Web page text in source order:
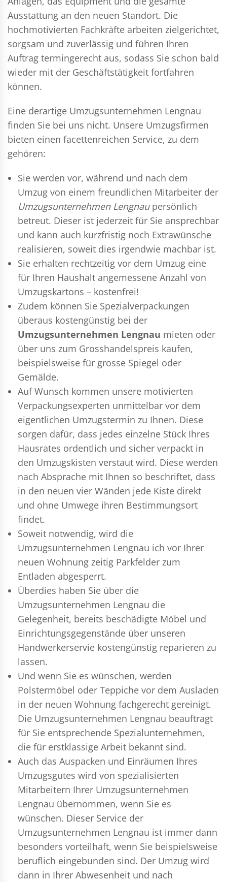
Ausstattung an den neuen Standort. Die
hochmotivierten Fachkräfte arbeiten zielgerichtet,
sorgsam und zuverlässig und führen Ihren
Auftrag termingerecht aus, sodass Sie schon bald
wieder mit der Geschäftstätigkeit fortfahren
können.
Eine derartige Umzugsunternehmen Lengnau
finden Sie bei uns nicht. Unsere Umzugsfirmen
bieten einen facettenreichen Service, zu dem
gehören:
Sie werden vor, während und nach dem
Umzug von einem freundlichen Mitarbeiter der
Umzugsunternehmen Lengnaupersönlich
betreut. Dieser ist jederzeit für Sie ansprechbar
und kann auch kurzfristig noch Extrawünsche
realisieren, soweit dies irgendwie machbar ist.
Sie erhalten rechtzeitig vor dem Umzug eine
für Ihren Haushalt angemessene Anzahl von
Umzugskartons – kostenfrei!
Zudem können Sie Spezialverpackungen
überaus kostengünstig bei der
Umzugsunternehmen Lengnau mieten oder
über uns zum Grosshandelspreis kaufen,
beispielsweise für grosse Spiegel oder
Gemälde.
Auf Wunsch kommen unsere motivierten
Verpackungsexperten unmittelbar vor dem
eigentlichen Umzugstermin zu Ihnen. Diese
sorgen dafür, dass jedes einzelne Stück Ihres
Hausrates ordentlich und sicher verpackt in
den Umzugskisten verstaut wird. Diese werden
nach Absprache mit Ihnen so beschriftet, dass
in den neuen vier Wänden jede Kiste direkt
und ohne Umwege ihren Bestimmungsort
findet.
Soweit notwendig, wird die
Umzugsunternehmen Lengnau ich vor Ihrer
neuen Wohnung zeitig Parkfelder zum
Entladen abgesperrt.
Überdies haben Sie über die
Umzugsunternehmen Lengnau die
Gelegenheit, bereits beschädigte Möbel und
Einrichtungsgegenstände über unseren
Handwerkerservie kostengünstig reparieren zu
lassen.
Und wenn Sie es wünschen, werden
Polstermöbel oder Teppiche vor dem Ausladen
in der neuen Wohnung fachgerecht gereinigt.
Die Umzugsunternehmen Lengnau beauftragt
für Sie entsprechende Spezialunternehmen,
die für erstklassige Arbeit bekannt sind.
Auch das Auspacken und Einräumen Ihres
Umzugsgutes wird von spezialisierten
Mitarbeitern Ihrer Umzugsunternehmen
Lengnau übernommen, wenn Sie es
wünschen. Dieser Service der
Umzugsunternehmen Lengnau ist immer dann
besonders vorteilhaft, wenn Sie beispielsweise
beruflich eingebunden sind. Der Umzug wird
dann in Ihrer Abwesenheit und nach